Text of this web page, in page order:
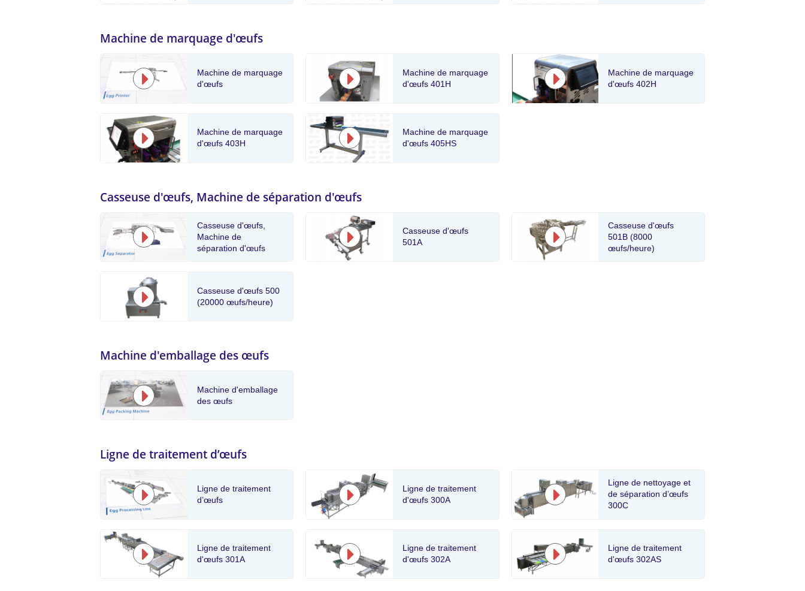
Machine de marquage d'œufs
Machine de marquage
d'œufs
Machine de marquage
d'œufs 401H
Machine de marquage
d'œufs 402H
Machine de marquage
d'œufs 403H
Machine de marquage
d'œufs 405HS
Casseuse d'œufs, Machine de séparation d'œufs
Casseuse d'œufs,
Machine de
séparation d'œufs
Casseuse d'œufs
501A
Casseuse d'œufs
501B (8000
œufs/heure)
Casseuse d'œufs 500
(20000 œufs/heure)
Machine d'emballage des œufs
Machine d'emballage
des œufs
Ligne de traitement d’œufs
Ligne de traitement
d’œufs
Ligne de traitement
d'œufs 300A
Ligne de nettoyage et
de séparation d’œufs
300C
Ligne de traitement
d'œufs 301A
Ligne de traitement
d'œufs 302A
Ligne de traitement
d'œufs 302AS